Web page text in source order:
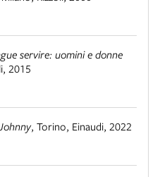
servire: uomini e donne
, 2015
, Torino, Einaudi, 2022